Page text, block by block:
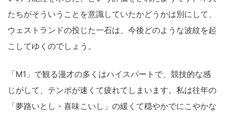
たちがそういうことを意識していたかどうかは別にして、
ウェストランドの投じた一石は、今後どのような波紋を起
こしてゆくのでしょう。
「M1」で観る漫才の多くはハイスパートで、競技的な感
じがして、テンポが速くて疲れてしまいます。私は往年の
「夢路いとし・喜味こいし」の緩くて穏やかでにこやかな